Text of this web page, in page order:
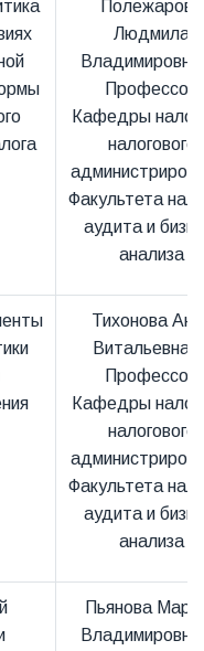
Полежарова
Людмила
Профессор
Кафедры
налогового
Факультета
аудита и
анализа
Тихонова
Витальевна
Профессор
Кафедры
налогового
Факультета
аудита и
анализа
Пьянова